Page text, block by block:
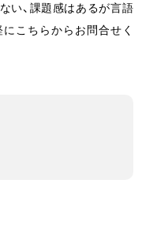
い、課題感はあるが言語
こちらからお問合せく